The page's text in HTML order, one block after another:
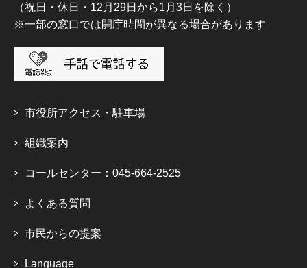
（祝日・休日・12月29日から1月3日を除く）
※一部の窓口では開庁時間が異なる場合があります
市役所アクセス・駐車場
組織案内
コールセンター：045-664-2525
よくある質問
市民からの提案
Language